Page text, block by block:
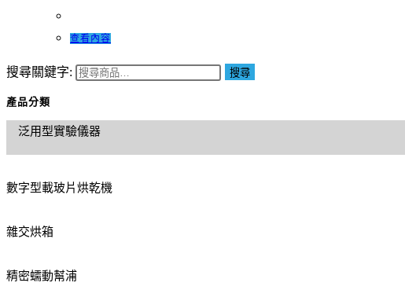
查看內容
搜尋關鍵字: 搜尋
產品分類
泛用型實驗儀器
數字型載玻片烘乾機
雜交烘箱
精密蠕動幫浦